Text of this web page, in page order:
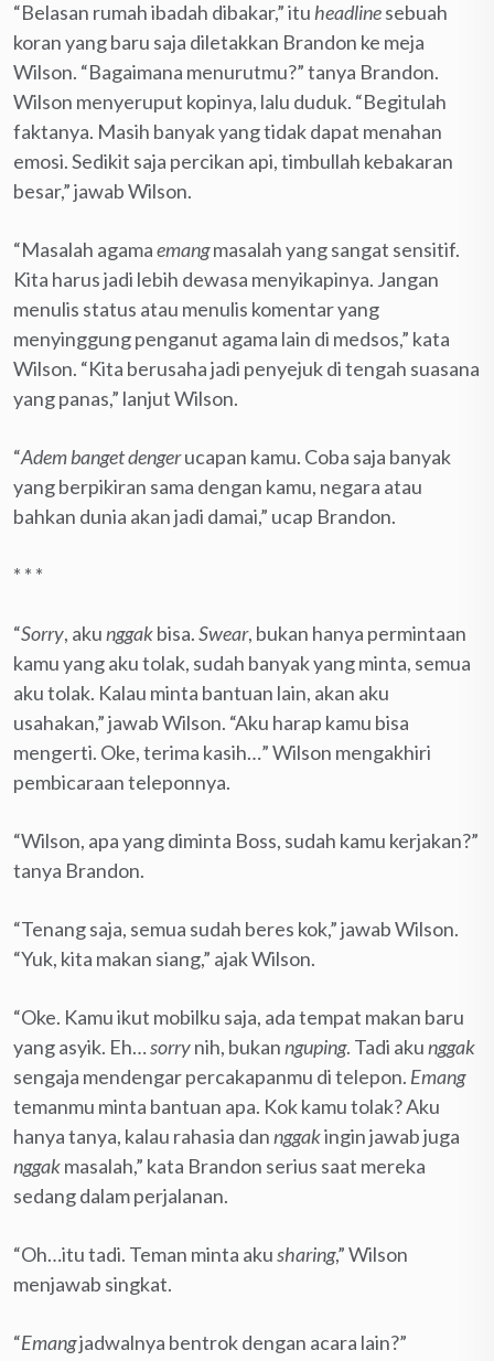
“Belasan rumah ibadah dibakar,” itu headlinesebuah
koran yang baru saja diletakkan Brandon ke meja
Wilson. “Bagaimana menurutmu?” tanya Brandon.
Wilson menyeruput kopinya, lalu duduk. “Begitulah
faktanya. Masih banyak yang tidak dapat menahan
emosi. Sedikit saja percikan api, timbullah kebakaran
besar,” jawab Wilson.
“Masalah agamaemangmasalah yang sangat sensitif.
Kita harus jadi lebih dewasa menyikapinya. Jangan
menulis status atau menulis komentar yang
menyinggung penganut agama lain di medsos,” kata
Wilson. “Kita berusaha jadi penyejuk di tengah suasana
yang panas,” lanjut Wilson.
“Adem banget dengerucapan kamu. Coba saja banyak
yang berpikiran sama dengan kamu, negara atau
bahkan dunia akan jadi damai,” ucap Brandon.
* * *
“Sorry, akunggakbisa.Swear, bukan hanya permintaan
kamu yang aku tolak, sudah banyak yang minta, semua
aku tolak. Kalau minta bantuan lain, akan aku
usahakan,” jawab Wilson. “Aku harap kamu bisa
mengerti. Oke, terima kasih…” Wilson mengakhiri
pembicaraan teleponnya.
“Wilson, apa yang diminta Boss, sudah kamu kerjakan?”
tanya Brandon.
“Tenang saja, semua sudah beres kok,” jawab Wilson.
“Yuk, kita makan siang,” ajak Wilson.
“Oke. Kamu ikut mobilku saja, ada tempat makan baru
yang asyik. Eh…sorrynih, bukannguping. Tadi akunggak
sengaja mendengar percakapanmu di telepon. Emang
temanmu minta bantuan apa. Kok kamu tolak? Aku
hanya tanya, kalau rahasia dannggakingin jawab juga
nggakmasalah,” kata Brandon serius saat mereka
sedang dalam perjalanan.
“Oh…itu tadi. Teman minta akusharing,” Wilson
menjawab singkat.
“Emangjadwalnya bentrok dengan acara lain?”